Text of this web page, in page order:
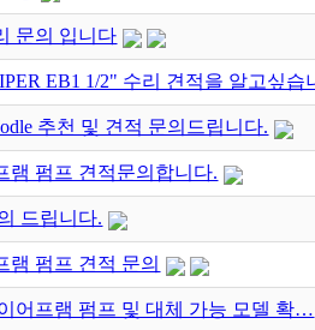
문의 입니다
EB1 1/2" 수리 견적을 알고싶습
추천 및 견적 문의드립니다.
램 펌프 견적문의합니다.
드립니다.
램 펌프 견적 문의
어프램 펌프 및 대체 가능 모델 확…